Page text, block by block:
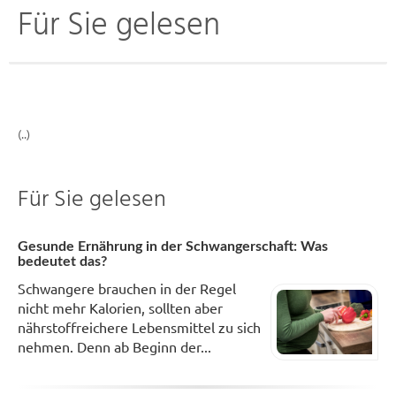
Für Sie gelesen
(..)
Für Sie gelesen
Gesunde Ernährung in der Schwangerschaft: Was
bedeutet das?
Schwangere brauchen in der Regel
nicht mehr Kalorien, sollten aber
nährstoffreichere Lebensmittel zu sich
nehmen. Denn ab Beginn der...